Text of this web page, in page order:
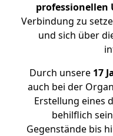
professionellen
Verbindung zu
und sich über
Durch unsere 17
auch bei der
Erstellung eines
behilflich
Gegenstände bis